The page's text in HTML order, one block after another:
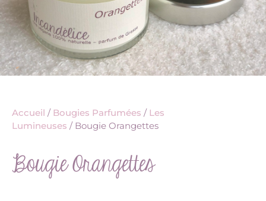
Accueil / Bougies Parfumées / Les
Lumineuses / Bougie Orangettes
Bougie Orangettes